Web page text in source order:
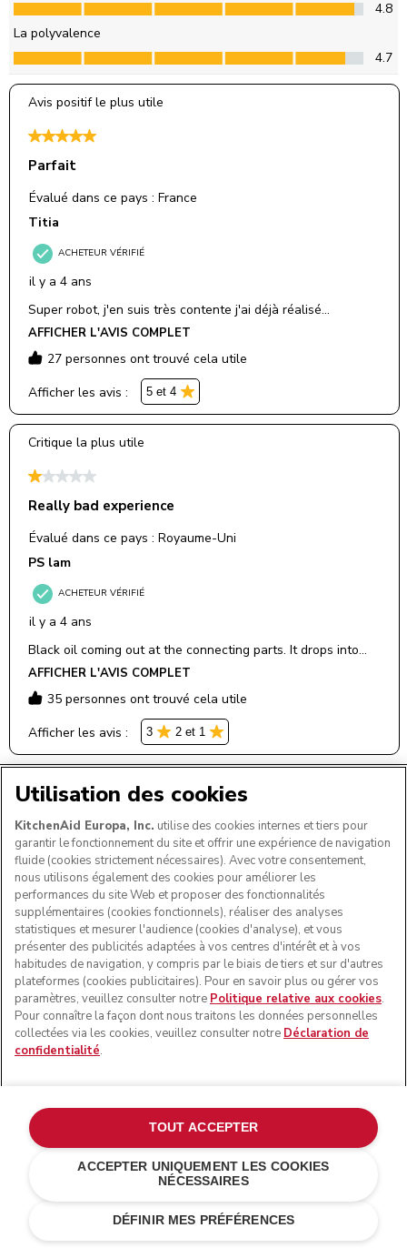
€ 499,00
Économies de
Utilisation des cookies
KitchenAid Europa, Inc. utilise des cookies internes et tiers pour
garantir le fonctionnement du site et offrir une expérience de navigation
fluide (cookies strictement nécessaires). Avec votre consentement,
nous utilisons également des cookies pour améliorer les
performances du site Web et proposer des fonctionnalités
supplémentaires (cookies fonctionnels), réaliser des analyses
statistiques et mesurer l'audience (cookies d'analyse), et vous
présenter des publicités adaptées à vos centres d'intérêt et à vos
habitudes de navigation, y compris par le biais de tiers et sur d'autres
plateformes (cookies publicitaires). Pour en savoir plus ou gérer vos
paramètres, veuillez consulter notre Politique relative aux cookies.
Pour connaître la façon dont nous traitons les données personnelles
collectées via les cookies, veuillez consulter notre Déclaration de
confidentialité.
DÉFINIR MES PRÉFÉRENCES
ACCEPTER UNIQUEMENT LES COOKIES
NÉCESSAIRES
TOUT ACCEPTER